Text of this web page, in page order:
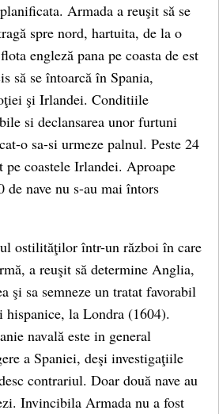
Armada a reuşit să se
spre nord, hartuita, de la o
engleză pana pe coasta de est
să se întoarcă în Spania,
şi Irlandei. Conditiile
si declansarea unor furtuni
o sa-si urmeze palnul. Peste 24
pe coastele Irlandei. Aproape
de nave nu s-au mai întors
ostilităţilor într-un război în care
a reuşit să determine Anglia,
şi sa semneze un tratat favorabil
hispanice, la Londra (1604).
navală este in general
a Spaniei, deşi investigaţiile
contrariul. Doar două nave au
Invincibila Armada nu a fost